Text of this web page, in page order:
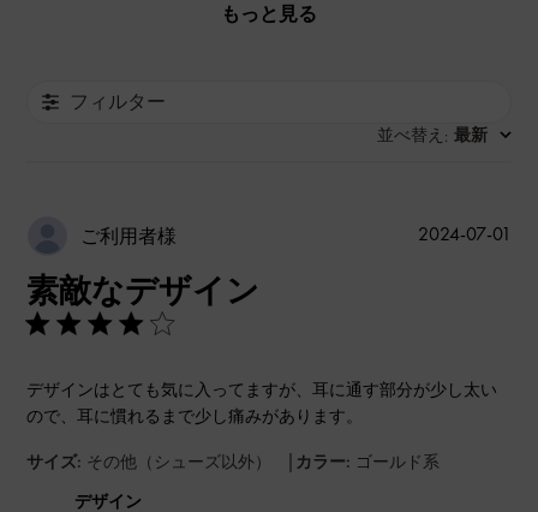
もっと見る
フィルター
並べ替え : 最新
ご利用者様
素敵なデザイン
デザインはとても気に入ってますが、耳に通す部分が少し太い
ので、耳に慣れるまで少し痛みがあります。
サイズ: その他（シューズ以外） | カラー: ゴールド系
デザイン
2024-07-01